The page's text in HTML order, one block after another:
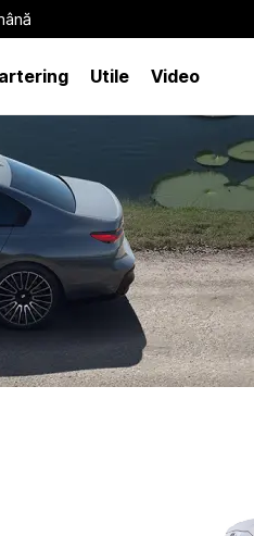
Utile Video